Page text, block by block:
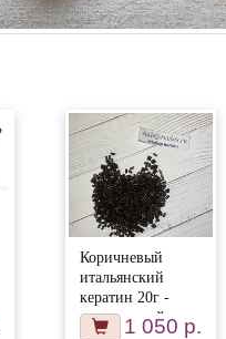
Коричневый
итальянский
кератин 20г -
тугоплавкий1 050 р.